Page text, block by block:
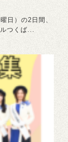
）の2日間、
つくば...